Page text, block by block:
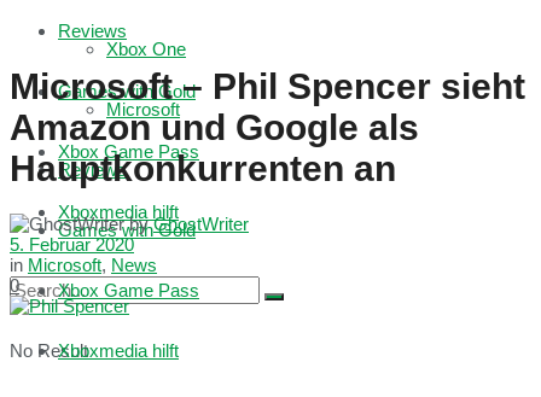
Reviews
Games with Gold
Xbox Game Pass
Xboxmedia hilft
No Result
Xbox One
Microsoft
Reviews
Games with Gold
Xbox Game Pass
Xboxmedia hilft
Microsoft – Phil Spencer sieht
Amazon und Google als
Hauptkonkurrenten an
by GhostWriter
5. Februar 2020
in Microsoft, News
0